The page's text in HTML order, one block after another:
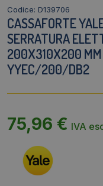
Codice: D139706
CASSAFORTE
SERRATURA
200X310X200 MM
YYEC/200/DB2
75,96 € IVA